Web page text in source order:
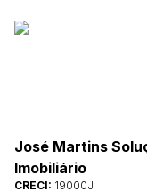
José Martins
Imobiliário
CRECI: 19000J